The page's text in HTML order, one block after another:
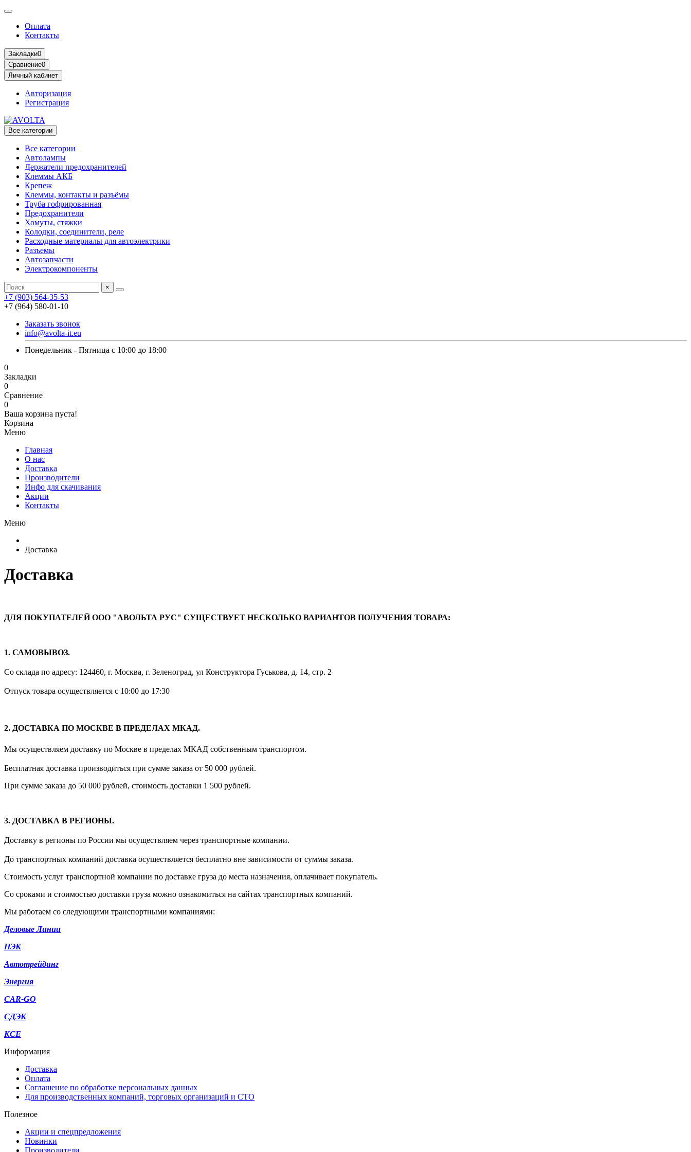
Оплата
Контакты
Закладки0
Сравнение0
Личный кабинет
Авторизация
Регистрация
Все категории
Все категории
Автолампы
Держатели предохранителей
Клеммы АКБ
Крепеж
Клеммы, контакты и разъёмы
Труба гофрированная
Предохранители
Хомуты, стяжки
Колодки, соединители, реле
Расходные материалы для автоэлектрики
Разъемы
Автозапчасти
Электрокомпоненты
×
+7 (903) 564-35-53
+7 (964) 580-01-10
Заказать звонок
info@avolta-it.eu
Понедельник - Пятница с 10:00 до 18:00
0
Закладки
0
Сравнение
0
Ваша корзина пуста!
Корзина
Меню
Главная
О нас
Доставка
Производители
Инфо для скачивания
Акции
Контакты
Меню
Доставка
Доставка
ДЛЯ ПОКУПАТЕЛЕЙ ООО "АВОЛЬТА РУС" СУЩЕСТВУЕТ НЕСКОЛЬКО ВАРИАНТОВ ПОЛУЧЕНИЯ ТОВАРА:
1. САМОВЫВОЗ.
Со склада по адресу: 124460, г. Москва, г. Зеленоград, ул Конструктора Гуськова, д. 14, стр. 2
Отпуск товара осуществляется с 10:00 до 17:30
2. ДОСТАВКА ПО МОСКВЕ В ПРЕДЕЛАХ МКАД.
Мы осуществляем доставку по Москве в пределах МКАД собственным транспортом.
Бесплатная доставка производиться при сумме заказа от 50 000 рублей.
При сумме заказа до 50 000 рублей, стоимость доставки 1 500 рублей.
3. ДОСТАВКА В РЕГИОНЫ.
Доставку в регионы по России мы осуществляем через транспортные компании.
До транспортных компаний доставка осуществляется бесплатно вне зависимости от суммы заказа.
Стоимость услуг транспортной компании по доставке груза до места назначения, оплачивает покупатель.
Со сроками и стоимостью доставки груза можно ознакомиться на сайтах транспортных компаний.
Мы работаем со следующими транспортными компаниями:
Деловые Линии
ПЭК
Автотрейдинг
Энергия
CAR-GO
СДЭК
KCE
Информация
Доставка
Оплата
Соглашение по обработке персональных данных
Для производственных компаний, торговых организаций и СТО
Полезное
Акции и спецпредложения
Новинки
Производители